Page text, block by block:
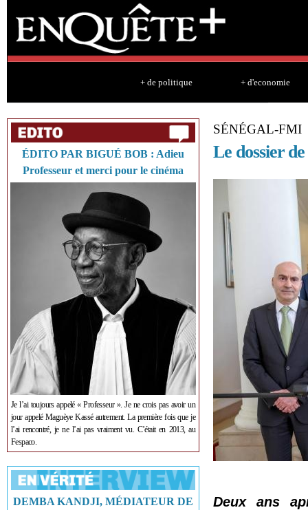
+ de politique + d'economie
ÉDITO PAR BIGUÉ BOB : Adieu
Professeur et merci pour le cinéma
Je l’ai toujours appelé « Professeur ». Je ne crois pas avoir un
jour appelé Maguèye Kassé autrement. La première fois que je
l’ai rencontré, je ne l’ai pas vraiment vu. C’était en 2013, au
Fespaco.
DEMBA KANDJI, MÉDIATEUR DE
SÉNÉGAL-FMI
Le dossier
Deux ans